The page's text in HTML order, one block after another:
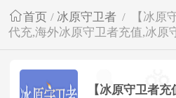
首页 / 冰原守卫者 /
【冰原
代充,海外冰原守卫者充值,冰原
【冰原守卫者